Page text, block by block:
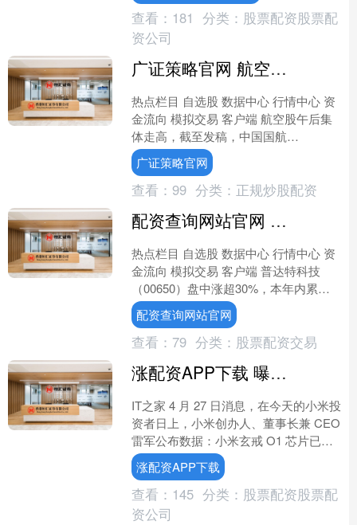
查看： 181 分类： 股票配资股票配
资公司
广证策略官网 航空股午后集体走高 中国国航涨逾6%东方航空涨逾4%
热点栏目 自选股 数据中心 行情中心 资
金流向 模拟交易 客户端 航空股午后集
体走高，截至发稿，中国国航
（00753）上涨5.76%，报4.96港元；东
方航空（....
广证策略官网
查看： 99 分类： 正规炒股配资
配资查询网站官网 普达特科技午后涨超20% 机构看好公司的长期成长空间
热点栏目 自选股 数据中心 行情中心 资
金流向 模拟交易 客户端 普达特科技
（00650）盘中涨超30%，本年内累计
涨幅已超350%。截至发稿，股价上涨
20.2....
配资查询网站官网
查看： 79 分类： 股票配资交易
涨配资APP下载 曝小米新一代自研芯片+ Ai大模型+ OS大会师终端产品排期已定
IT之家 4 月 27 日消息，在今天的小米投
资者日上，小米创办人、董事长兼 CEO
雷军公布数据：小米玄戒 O1 芯片已经
出货超过一百万颗。此外，后续自研芯
片....
涨配资APP下载
查看： 145 分类： 股票配资股票配
资公司